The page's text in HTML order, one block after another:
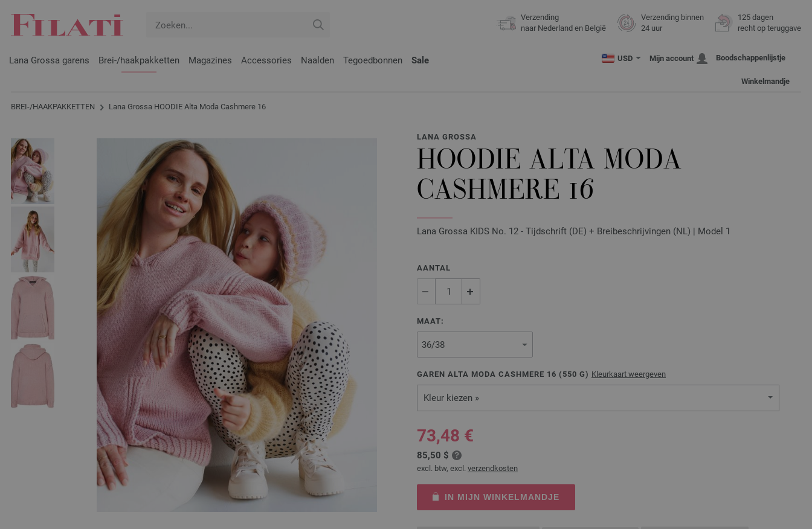
Verzending
naar Nederland en België
Verzending binnen
24 uur
125 dagen
recht op teruggave
Lana Grossa garens Brei-/haakpakketten Magazines Accessories Naalden Tegoedbonnen Sale USD Mijn account Boodschappenlijstje
Winkelmandje
BREI-/HAAKPAKKETTEN Lana Grossa HOODIE Alta Moda Cashmere 16
LANA GROSSA
HOODIE ALTA MODA
CASHMERE 16
Lana Grossa KIDS No. 12 - Tijdschrift (DE) + Breibeschrijvingen (NL) | Model 1
AANTAL
MAAT:
GAREN ALTA MODA CASHMERE 16 ( 550 G) Kleurkaart weergeven
Kleur kiezen »
73,48 €
85,50 $
excl. btw, excl. verzendkosten
IN MIJN WINKELMANDJE